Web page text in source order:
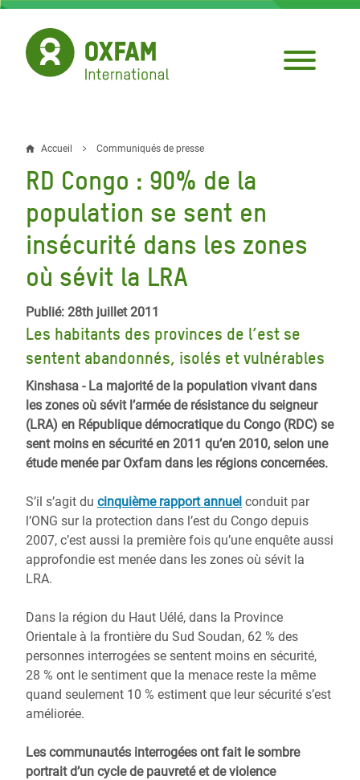
Aller
contenu
principal
Fil
d'Ariane
Accueil Communiqués de presse
RD Congo : 90% de la
population se sent en
insécurité dans les zones
où sévit la LRA
Publié: 28th juillet 2011
Les habitants des provinces de l’est se
sentent abandonnés, isolés et vulnérables
Kinshasa - La majorité de la population vivant dans
les zones où sévit l’armée de résistance du seigneur
(LRA) en République démocratique du Congo (RDC) se
sent moins en sécurité en 2011 qu’en 2010, selon une
étude menée par Oxfam dans les régions concernées.
S’il s’agit du cinquième rapport annuel conduit par
l’ONG sur la protection dans l’est du Congo depuis
2007, c’est aussi la première fois qu’une enquête aussi
approfondie est menée dans les zones où sévit la
LRA.
Dans la région du Haut Uélé, dans la Province
Orientale à la frontière du Sud Soudan, 62 % des
personnes interrogées se sentent moins en sécurité,
28 % ont le sentiment que la menace reste la même
quand seulement 10 % estiment que leur sécurité s’est
améliorée.
Les communautés interrogées ont fait le sombre
portrait d’un cycle de pauvreté et de violence